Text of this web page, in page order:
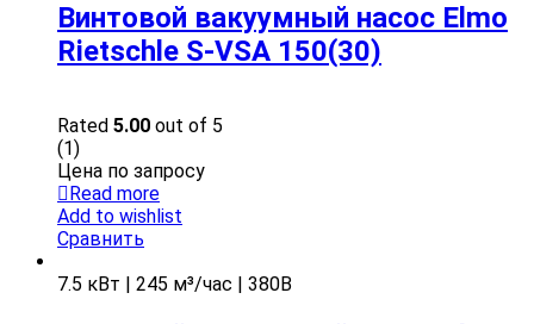
Винтовой вакуумный насос Elmo
Rietschle S-VSA 150(30)
Rated 5.00 out of 5
(1)
Цена по запросу
Read more
Add to wishlist
Сравнить
7.5 кВт | 245 м³/час | 380В